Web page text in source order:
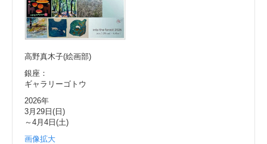
高野真木子(絵画部)
銀座：
ギャラリーゴトウ
2026年
3月29日(日)
～4月4日(土)
画像拡大